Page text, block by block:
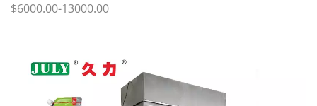
$6000.00-13000.00